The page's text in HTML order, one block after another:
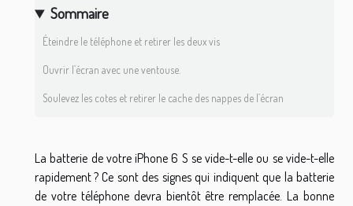
Sommaire
Éteindre le téléphone et retirer les deux vis
Ouvrir l’écran avec une ventouse.
Soulevez les cotes et retirer le cache des nappes de l’écran
La batterie de votre iPhone 6 S se vide-t-elle ou se vide-t-elle
rapidement ? Ce sont des signes qui indiquent que la batterie
de votre téléphone devra bientôt être remplacée. La bonne